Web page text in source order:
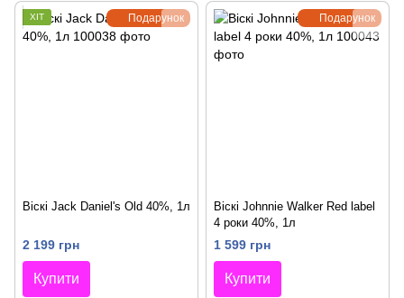
Подарунок
ХІТ
Віскі Jack Daniel's Old 40%, 1л
2 199 грн
Купити
Подарунок
Віскі Johnnie Walker Red label
4 роки 40%, 1л
1 599 грн
Купити